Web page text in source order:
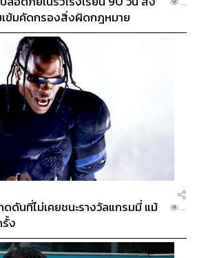
ข้มคัดกรองสิ่งผิดกฎหมาย
ดันที่ไม่เคยชนะรางวัลแกรมมี่ แม้
ง
...